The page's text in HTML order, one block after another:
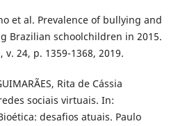
et al. Prevalence of bullying and
Brazilian schoolchildren in 2015.
24, p. 1359-1368, 2019.
Rita de Cássia
sociais virtuais. In:
desafios atuais. Paulo